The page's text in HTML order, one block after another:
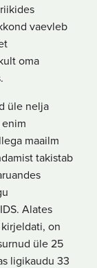
vaevleb
oma
üle nelja
enim
maailm
takistab
Alates
kirjeldati, on
üle 25
ligikaudu 33